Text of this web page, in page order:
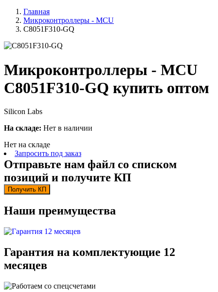
Главная
Микроконтроллеры - MCU
C8051F310-GQ
Микроконтроллеры - MCU
C8051F310-GQ купить оптом
Silicon Labs
На складе: Нет в наличии
Нет на складе
Запросить под заказ
Отправьте нам файл со списком
позиций и получите КП
Получить КП
Наши преимущества
Гарантия на комплектующие 12
месяцев